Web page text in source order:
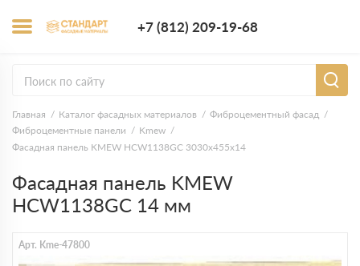
+7 (812) 209-19-68
Главная Каталог фасадных материалов
Фиброцементный фасад
Фиброцементные панели
Kmew
Фасадная панель KMEW HCW1138GC 3030х455х14
Фасадная панель KMEW
HCW1138GC 14 мм
Арт. Kme-47800